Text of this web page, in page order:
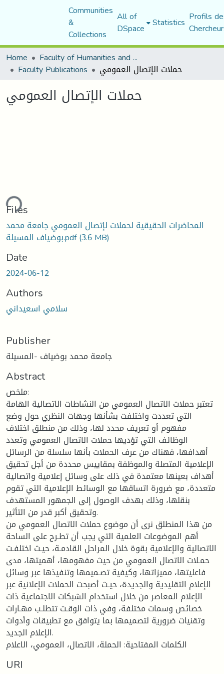
Communities
&
Collections
All of
DSpace Statistics Profils
Home
Faculty of Humanities and Social Sciences
Faculty Publications حملات الإتصال العمومي
حملات الإتصال العمومي
Files
المحاضرات الحقيقية لحملات لإتصال العمومي جامعة محمد
بوضياف المسيلة.pdf(3.6 MB)
Date
2024-06-12
Authors
سلامي اسعيداني
Publisher
جامعة محمد بوضياف -المسيلة
Abstract
ملخص:
تعتبر حملات الاتصال العمومي من النشاطات الاتصالية الهامة
التي تعددت واختلفت بشأنها وجهات النظري حول وضع
مفهوم أو تعريف محدد لها، وذلك من منطلق اختلاف
الوظائف التي تؤديها حملات الاتصال العمومي وتعدد
أهدافها، فهناك من عرف الحملات بأنها سلسلة من الرسائل
الإعلامية المتصلة والموظفة بمقاييس محددة من أجل تحقيق
أهداف بعينها معتمدة في ذلك على وسائل إعلامية واتصالية
متعددة، مع ضرورة اتساقها مع الوسائط الإعلامية التي تقوم
بنقلها، وذلك بهدف الوصول إلى الجمهور المستهدف
وتحقيق أكبر قدر من التأثير.
من هذا المنطلق نرى أن موضوع حملات الاتصال العمومي من
أهم الموضوعات العلمية التي يجب أن تطـرح على الساحة
الاتصالية والإعلامية بقوة خلال المراحل القادمـة، حيـث اختلفـت
حمـلات الاتصال العمومي من حيث مفهومها، أهميتها، مدى
فاعليتها، مميزاتها، وكيفية تصـميمها وتنفيذها عبر وسائل
الإعلام التقليدية والجديدة، حيـث أصبحت الحملات الإعلانية عبر
الإعلام المعاصر من خلال استخدام الشبكات الاجتماعية ذات
خصائص وسمات مختلفة، وفي ذات الوقـت تتطلـب مهـارات
وتقنيات ضرورية لتصميمها بما يتوافق مع تطبيقات وأدوات
الإعلام الجديد.
الكلمات المفتاحية: الحملة، الاتصال، العمومي، الاعلام
URI